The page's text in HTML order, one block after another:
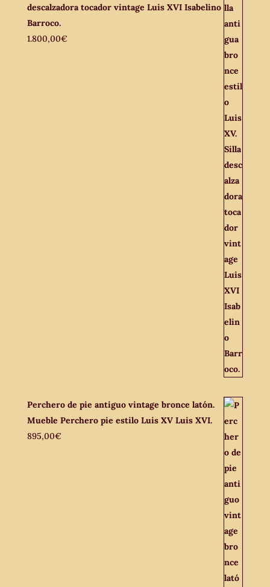
descalzadora tocador vintage Luis XVI Isabelino
Barroco.
1.800,00€
Perchero de pie antiguo vintage bronce latón.
Mueble Perchero pie estilo Luis XV Luis XVI.
895,00€